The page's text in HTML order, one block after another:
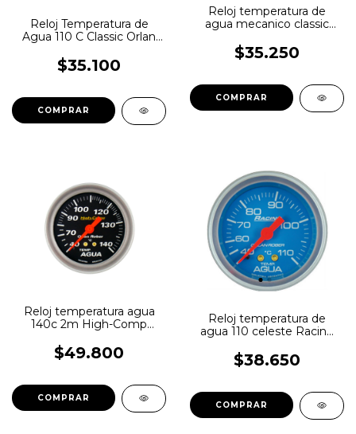
Reloj Temperatura de
Agua 110 C Classic Orlan
$35.100
Reloj temperatura de
agua mecanico classic
$35.250
Reloj temperatura agua
140c 2m High-Comp
$49.800
Reloj temperatura de
agua 110 celeste Racing
$38.650